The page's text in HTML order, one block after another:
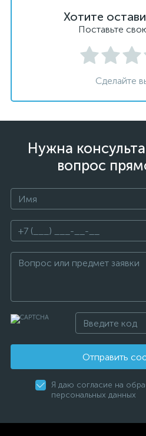
Хотите
Поставьте
Сделайте
Нужна
вопрос
Отправить
Я даю согласие на
персональных данных